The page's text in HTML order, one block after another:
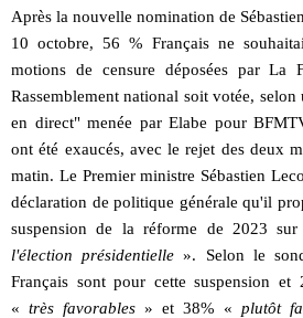
Après la nouvelle nomination de
10 octobre, 56 % Français ne
motions de censure déposées par La
Rassemblement national soit votée,
en direct" menée par Elabe pour
ont été exaucés, avec le rejet des deux
matin. Le Premier ministre Sébastien
déclaration de politique générale qu'il
suspension de la réforme de 2023
l'élection présidentielle ». Selon le
Français sont pour cette suspension
« très favorables » et 38% « plutôt